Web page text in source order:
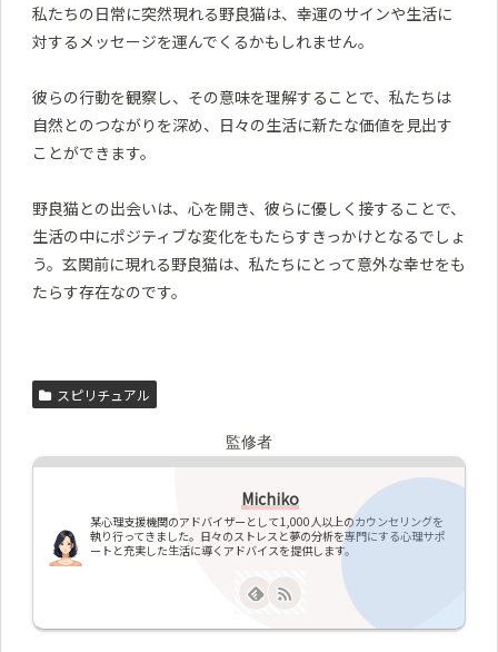
私たちの日常に突然現れる野良猫は、幸運のサインや生活に
対するメッセージを運んでくるかもしれません。
彼らの行動を観察し、その意味を理解することで、私たちは
自然とのつながりを深め、日々の生活に新たな価値を見出す
ことができます。
野良猫との出会いは、心を開き、彼らに優しく接することで、
生活の中にポジティブな変化をもたらすきっかけとなるでしょ
う。玄関前に現れる野良猫は、私たちにとって意外な幸せをも
たらす存在なのです。
スピリチュアル
監修者
Michiko
某心理支援機関のアドバイザーとして1,000人以上のカウンセリングを
執り行ってきました。日々のストレスと夢の分析を専門にする心理サポ
ートと充実した生活に導くアドバイスを提供します。